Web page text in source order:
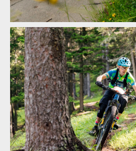
Report: ALLAROUND 2024 - třídenní
7600 metrů z kopce na 160 km
Report: ALLAROUND 2024 - třídenní
7600 metrů z kopce na 160 km
Report: ALLAROUND 2024 - třídenní
7600 metrů z kopce na 160 km